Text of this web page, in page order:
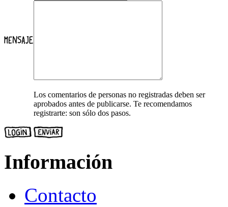
Los comentarios de personas no registradas deben ser
aprobados antes de publicarse. Te recomendamos
registrarte: son sólo dos pasos.
Información
Contacto